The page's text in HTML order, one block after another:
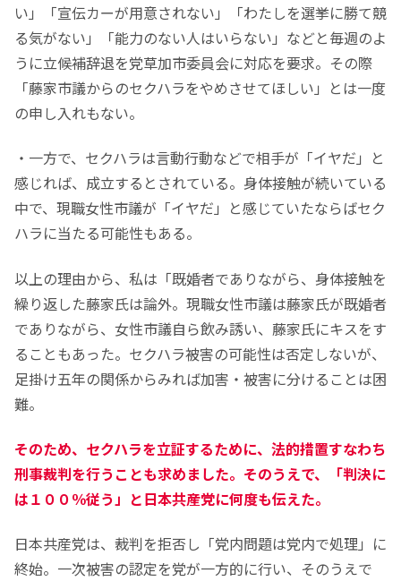
い」「宣伝カーが用意されない」「わたしを選挙に勝て競
る気がない」「能力のない人はいらない」などと毎週のよ
うに立候補辞退を党草加市委員会に対応を要求。その際
「藤家市議からのセクハラをやめさせてほしい」とは一度
の申し入れもない。
・一方で、セクハラは言動行動などで相手が「イヤだ」と
感じれば、成立するとされている。身体接触が続いている
中で、現職女性市議が「イヤだ」と感じていたならばセク
ハラに当たる可能性もある。
以上の理由から、私は「既婚者でありながら、身体接触を
繰り返した藤家氏は論外。現職女性市議は藤家氏が既婚者
でありながら、女性市議自ら飲み誘い、藤家氏にキスをす
ることもあった。セクハラ被害の可能性は否定しないが、
足掛け五年の関係からみれば加害・被害に分けることは困
難。
そのため、セクハラを立証するために、法的措置すなわち
刑事裁判を行うことも求めました。そのうえで、「判決に
は１００％従う」と日本共産党に何度も伝えた。
日本共産党は、裁判を拒否し「党内問題は党内で処理」に
終始。一次被害の認定を党が一方的に行い、そのうえで